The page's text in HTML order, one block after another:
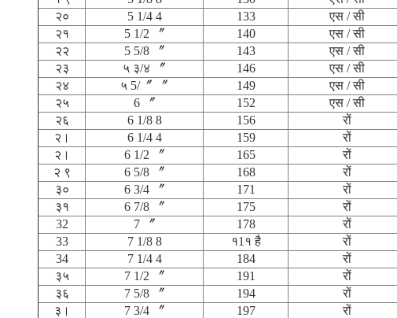
२०
5 1/4 4 133 एस / सी
२१
5 1/2 〞 140 एस / सी
२२
5 5/8 〞 143 एस / सी
२३
५ ३/४ 〞 146 एस / सी
२४
५ 5/〞 〞 149 एस / सी
२५
6 〞 152 एस / सी
२६
6 1/8 8 156 रों
२।
6 1/4 4 159 रों
२।
6 1/2 〞 165 रों
२ ९
6 5/8 〞 168 रों
३०
6 3/4 〞 171 रों
३१
6 7/8 〞 175 रों
32
7 〞 178 रों
33
7 1/8 8 १1१ है रों
34
7 1/4 4 184 रों
३५
7 1/2 〞 191 रों
३६
7 5/8 〞 194 रों
३।
7 3/4 〞 197 रों